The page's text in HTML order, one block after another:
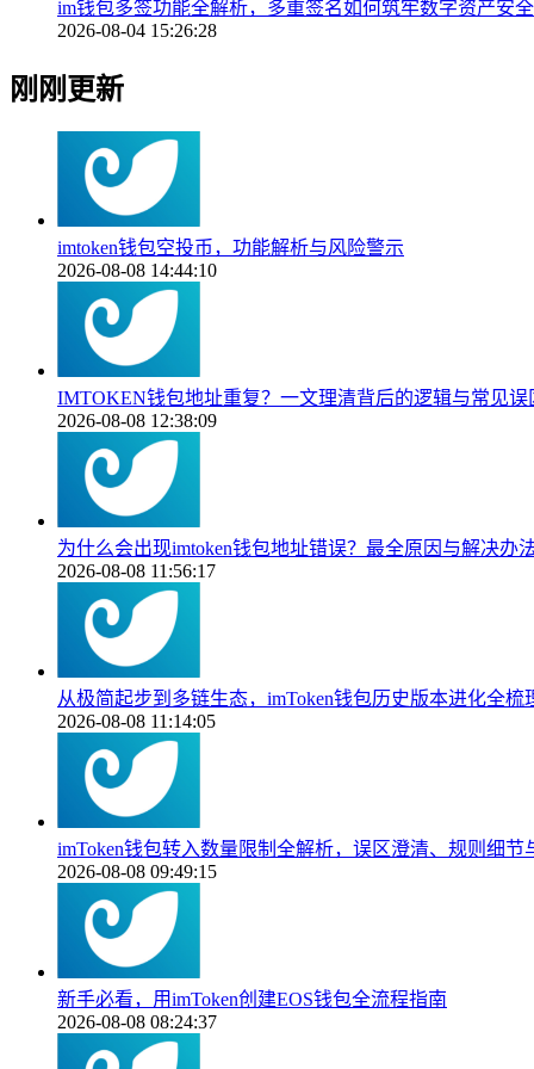
im钱包多签功能全解析，多重签名如何筑牢数字资产安
2026-08-04 15:26:28
刚刚更新
imtoken钱包空投币，功能解析与风险警示
2026-08-08 14:44:10
IMTOKEN钱包地址重复？一文理清背后的逻辑与常见误
2026-08-08 12:38:09
为什么会出现imtoken钱包地址错误？最全原因与解决办
2026-08-08 11:56:17
从极简起步到多链生态，imToken钱包历史版本进化全梳
2026-08-08 11:14:05
imToken钱包转入数量限制全解析，误区澄清、规则细节
2026-08-08 09:49:15
新手必看，用imToken创建EOS钱包全流程指南
2026-08-08 08:24:37